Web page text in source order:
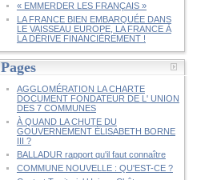
« EMMERDER LES FRANÇAIS »
LA FRANCE BIEN EMBARQUÉE DANS
LE VAISSEAU EUROPE, LA FRANCE À
LA DÉRIVE FINANCIÈREMENT !
Pages
AGGLOMÉRATION LA CHARTE
DOCUMENT FONDATEUR DE L' UNION
DES 7 COMMUNES
À QUAND LA CHUTE DU
GOUVERNEMENT ÉLISABETH BORNE
III ?
BALLADUR rapport qu'il faut connaître
COMMUNE NOUVELLE : QU'EST-CE ?